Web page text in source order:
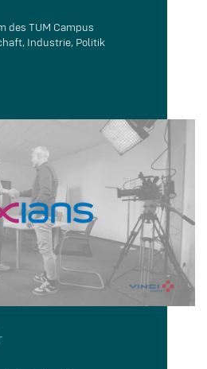
des TUM Campus
Industrie, Politik